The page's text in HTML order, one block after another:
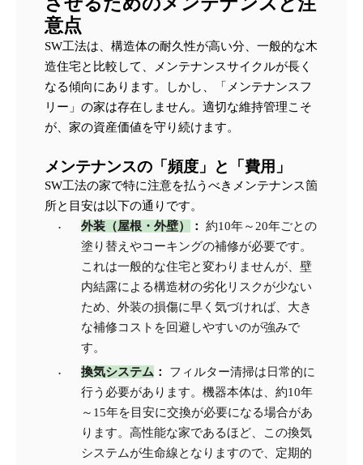
意点
SW工法は、構造体の耐久性が高い分、一般的な木
造住宅と比較して、メンテナンスサイクルが長く
なる傾向にあります。しかし、「メンテナンスフ
リー」の家は存在しません。適切な維持管理こそ
が、家の資産価値を守り続けます。
メンテナンスの「頻度」と「費用」
SW工法の家で特に注意を払うべきメンテナンス箇
所と目安は以下の通りです。
外装（屋根・外壁）
：
約10年～20年ごとの
塗り替えやコーキングの補修が必要です。
これは一般的な住宅と変わりませんが、壁
内結露による構造材の劣化リスクが少ない
ため、外装の損傷に早く気づければ、大き
な補修コストを回避しやすいのが強みで
す。
換気システム ：
フィルター清掃は日常的に
行う必要があります。機器本体は、約10年
～15年を目安に交換が必要になる場合があ
ります。高性能な家であるほど、この換気
システムが生命線となりますので、定期的